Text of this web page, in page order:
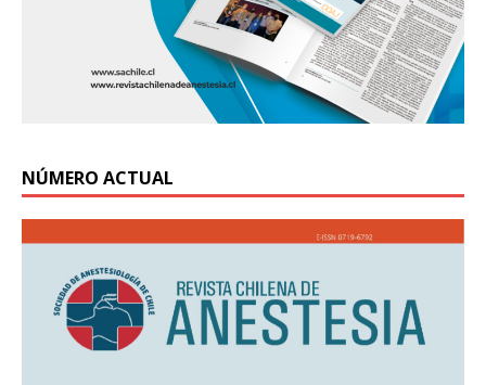
NÚMERO ACTUAL